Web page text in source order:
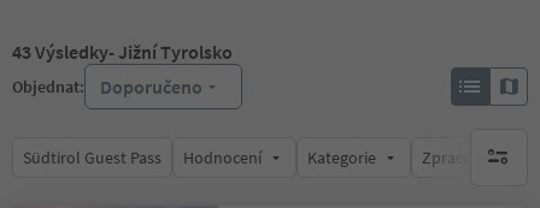
43 Výsledky- Jižní Tyrolsko
Objednat: Doporučeno
Südtirol Guest Pass Hodnocení Kategorie Zpracovávábrak